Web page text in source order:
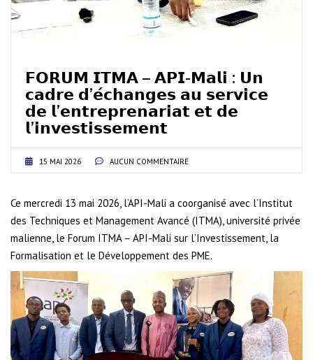
𝗙𝗢𝗥𝗨𝗠 𝗜𝗧𝗠𝗔 – 𝗔𝗣𝗜-𝗠𝗮𝗹𝗶 : 𝗨𝗻
𝗰𝗮𝗱𝗿𝗲 𝗱’𝗲́𝗰𝗵𝗮𝗻𝗴𝗲𝘀 𝗮𝘂 𝘀𝗲𝗿𝘃𝗶𝗰𝗲
𝗱𝗲 𝗹’𝗲𝗻𝘁𝗿𝗲𝗽𝗿𝗲𝗻𝗮𝗿𝗶𝗮𝘁 𝗲𝘁 𝗱𝗲
𝗹’𝗶𝗻𝘃𝗲𝘀𝘁𝗶𝘀𝘀𝗲𝗺𝗲𝗻𝘁
15 MAI 2026 AUCUN COMMENTAIRE
Ce mercredi 13 mai 2026, l’API-Mali a coorganisé avec l’Institut
des Techniques et Management Avancé (ITMA), université privée
malienne, le Forum ITMA – API-Mali sur l’Investissement, la
Formalisation et le Développement des PME.